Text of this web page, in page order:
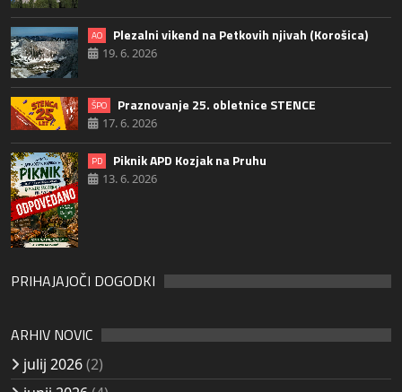
AO Plezalni vikend na Petkovih njivah (Korošica)
19. 6. 2026
ŠPO Praznovanje 25. obletnice STENCE
17. 6. 2026
PD Piknik APD Kozjak na Pruhu
13. 6. 2026
PRIHAJAJOČI DOGODKI
ARHIV NOVIC
julij 2026(2)